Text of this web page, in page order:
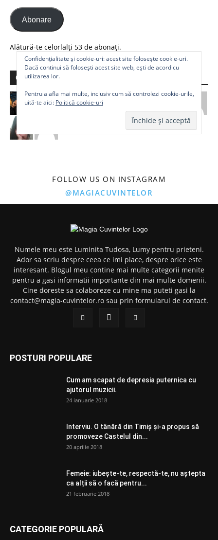
Abonare
Alătură-te celorlalți 53 de abonați.
Comunitate
Confidențialitate și cookie-uri: acest site folosește cookie-uri.
Dacă continui să folosești acest site web, ești de acord cu
utilizarea lor.
Pentru a afla mai multe, inclusiv cum să controlezi cookie-urile,
uită-te aici: Politică cookie-uri
FOLLOW US ON INSTAGRAM
@MAGIACUVINTELOR
Numele meu este Luminita Tudosa, Lumy pentru prieteni.
Ador sa scriu despre ceea ce imi place, despre orice este
interesant. Blogul meu contine mai multe categorii menite
pentru a gasi informatii importante din mai multe domenii.
Cine doreste sa colaboreze cu mine ma puteti gasi la
contact@magia-cuvintelor.ro sau prin formularul de contact.
POSTURI POPULARE
Cum am scapat de depresia puternica cu
ajutorul muzicii.
24 ianuarie 2018
Interviu. O tânără din Timiș și-a propus să
promoveze Castelul din...
20 aprilie 2018
Femeie: iubește-te, respectă-te, nu aștepta
ca alții să o facă pentru...
21 februarie 2018
CATEGORIE POPULARĂ